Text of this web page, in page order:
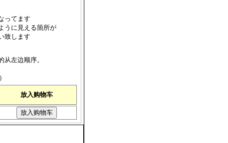
ってます
うに見える箇所が
致します
左边顺序。
放入购物车